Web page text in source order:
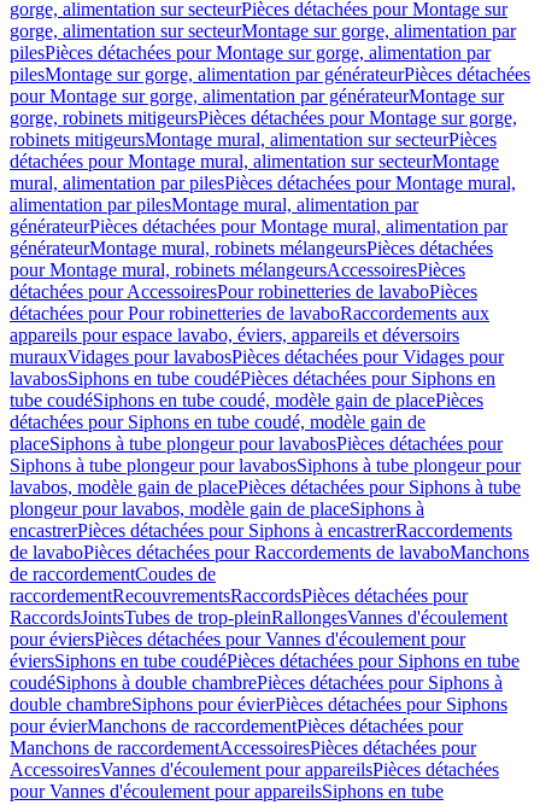
gorge, alimentation sur secteurPièces détachées pour Montage sur
gorge, alimentation sur secteurMontage sur gorge, alimentation par
pilesPièces détachées pour Montage sur gorge, alimentation par
pilesMontage sur gorge, alimentation par générateurPièces détachées
pour Montage sur gorge, alimentation par générateurMontage sur
gorge, robinets mitigeursPièces détachées pour Montage sur gorge,
robinets mitigeursMontage mural, alimentation sur secteurPièces
détachées pour Montage mural, alimentation sur secteurMontage
mural, alimentation par pilesPièces détachées pour Montage mural,
alimentation par pilesMontage mural, alimentation par
générateurPièces détachées pour Montage mural, alimentation par
générateurMontage mural, robinets mélangeursPièces détachées
pour Montage mural, robinets mélangeursAccessoiresPièces
détachées pour AccessoiresPour robinetteries de lavaboPièces
détachées pour Pour robinetteries de lavaboRaccordements aux
appareils pour espace lavabo, éviers, appareils et déversoirs
murauxVidages pour lavabosPièces détachées pour Vidages pour
lavabosSiphons en tube coudéPièces détachées pour Siphons en
tube coudéSiphons en tube coudé, modèle gain de placePièces
détachées pour Siphons en tube coudé, modèle gain de
placeSiphons à tube plongeur pour lavabosPièces détachées pour
Siphons à tube plongeur pour lavabosSiphons à tube plongeur pour
lavabos, modèle gain de placePièces détachées pour Siphons à tube
plongeur pour lavabos, modèle gain de placeSiphons à
encastrerPièces détachées pour Siphons à encastrerRaccordements
de lavaboPièces détachées pour Raccordements de lavaboManchons
de raccordementCoudes de
raccordementRecouvrementsRaccordsPièces détachées pour
RaccordsJointsTubes de trop-pleinRallongesVannes d'écoulement
pour éviersPièces détachées pour Vannes d'écoulement pour
éviersSiphons en tube coudéPièces détachées pour Siphons en tube
coudéSiphons à double chambrePièces détachées pour Siphons à
double chambreSiphons pour évierPièces détachées pour Siphons
pour évierManchons de raccordementPièces détachées pour
Manchons de raccordementAccessoiresPièces détachées pour
AccessoiresVannes d'écoulement pour appareilsPièces détachées
pour Vannes d'écoulement pour appareilsSiphons en tube